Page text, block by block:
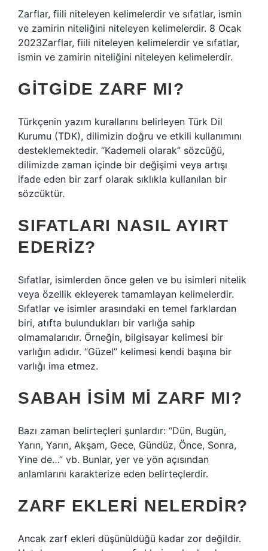
Zarflar, fiili niteleyen kelimelerdir ve sıfatlar, ismin
ve zamirin niteliğini niteleyen kelimelerdir. 8 Ocak
2023Zarflar, fiili niteleyen kelimelerdir ve sıfatlar,
ismin ve zamirin niteliğini niteleyen kelimelerdir.
GITGIDE ZARF MI?
Türkçenin yazım kurallarını belirleyen Türk Dil
Kurumu (TDK), dilimizin doğru ve etkili kullanımını
desteklemektedir. “Kademeli olarak” sözcüğü,
dilimizde zaman içinde bir değişimi veya artışı
ifade eden bir zarf olarak sıklıkla kullanılan bir
sözcüktür.
SIFATLARI NASIL AYIRT
EDERIZ?
Sıfatlar, isimlerden önce gelen ve bu isimleri nitelik
veya özellik ekleyerek tamamlayan kelimelerdir.
Sıfatlar ve isimler arasındaki en temel farklardan
biri, atıfta bulundukları bir varlığa sahip
olmamalarıdır. Örneğin, bilgisayar kelimesi bir
varlığın adıdır. “Güzel” kelimesi kendi başına bir
varlığı ima etmez.
SABAH ISIM MI ZARF MI?
Bazı zaman belirteçleri şunlardır: “Dün, Bugün,
Yarın, Yarın, Akşam, Gece, Gündüz, Önce, Sonra,
Yine de…” vb. Bunlar, yer ve yön açısından
anlamlarını karakterize eden belirteçlerdir.
ZARF EKLERI NELERDIR?
Ancak zarf ekleri düşünüldüğü kadar zor değildir.